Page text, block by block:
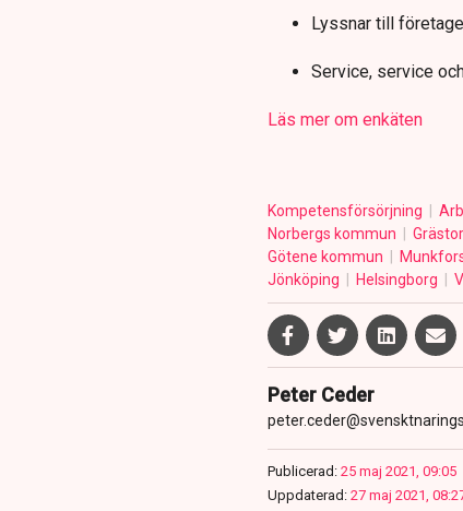
Lyssnar till
Service, service
Läs mer om enkäten
Kompetensförsörjning
Norbergs kommun
Götene kommun
Jönköping
Helsingborg
Peter Ceder
Publicerad: 25 maj 2021, 09:05
Uppdaterad: 27 maj 2021,